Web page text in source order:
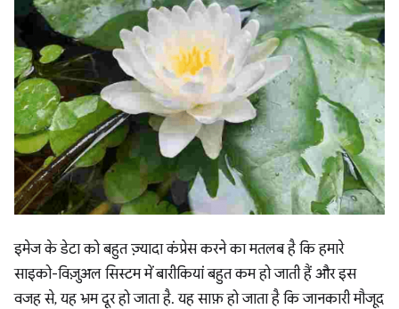
इमेज के डेटा को बहुत ज़्यादा कंप्रेस करने का मतलब है कि हमारे
साइको-विज़ुअल सिस्टम में बारीकियां बहुत कम हो जाती हैं और इस
वजह से, यह भ्रम दूर हो जाता है. यह साफ़ हो जाता है कि जानकारी मौजूद